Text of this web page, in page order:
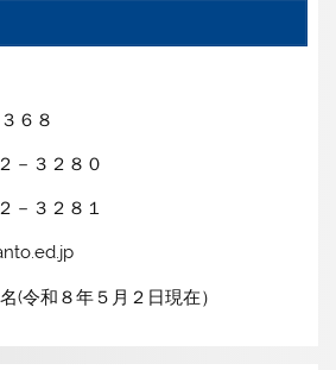
６８
－３２８０
－３２８１
令和８年５月２日現在）